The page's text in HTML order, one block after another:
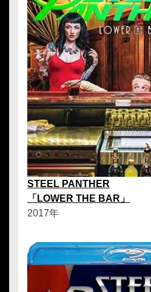
STEEL PANTHER
「LOWER THE BAR」
2017年